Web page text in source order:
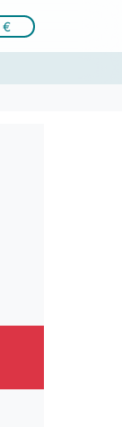
€